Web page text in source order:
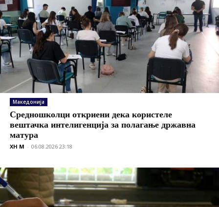
Македонија
Средношколци откриени дека користеле
вештачка интелигенција за полагање државна
матура
XH M - 06.08.2026 23:18